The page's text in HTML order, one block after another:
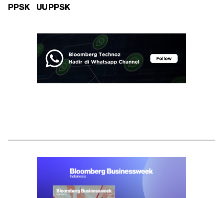
PPSK UU PPSK